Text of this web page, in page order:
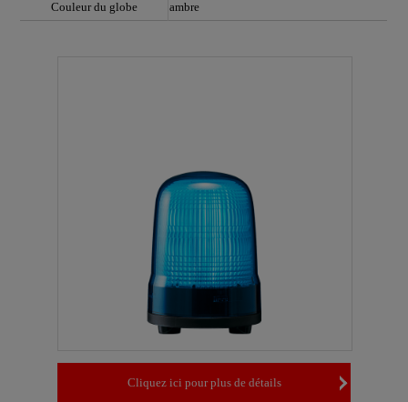
Couleur du globe
ambre
Cliquez ici pour plus de détails